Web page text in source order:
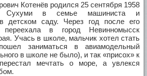
Котенёв родился 25 сентября 1958
Сухуми в семье машиниста и
детском саду. Через год после его
в город Невинномысск
Учась в школе, мальчик хотел стать
заниматься в авиамодельный
в школе не было), и так «присох» к
мечтать о море, а увлекся